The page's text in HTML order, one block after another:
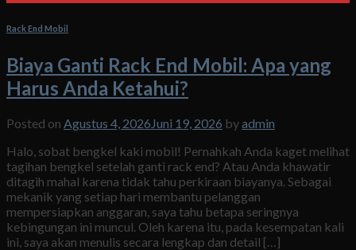
Rack End Mobil
Biaya Ganti Rack End Mobil: Apa yang
Harus Anda Ketahui?
Posted on Agustus 4, 2026 Juni 19, 2026 byadmin
Halo, sobat bengkel kaki mobil! Pernahkah Anda kaget melihat
tagihan bengkel setelah ganti rack end? Atau Anda khawatir
ditagih mahal karena tidak tahu perkiraan biayanya. Sebagai
mekanik yang setiap hari membantu pelanggan
mempersiapkan anggaran, saya tahu betapa seringnya
kebingungan ini muncul. Oleh karena itu, pada kesempatan kali
ini, saya akan menulis secara lengkap dan detail […]